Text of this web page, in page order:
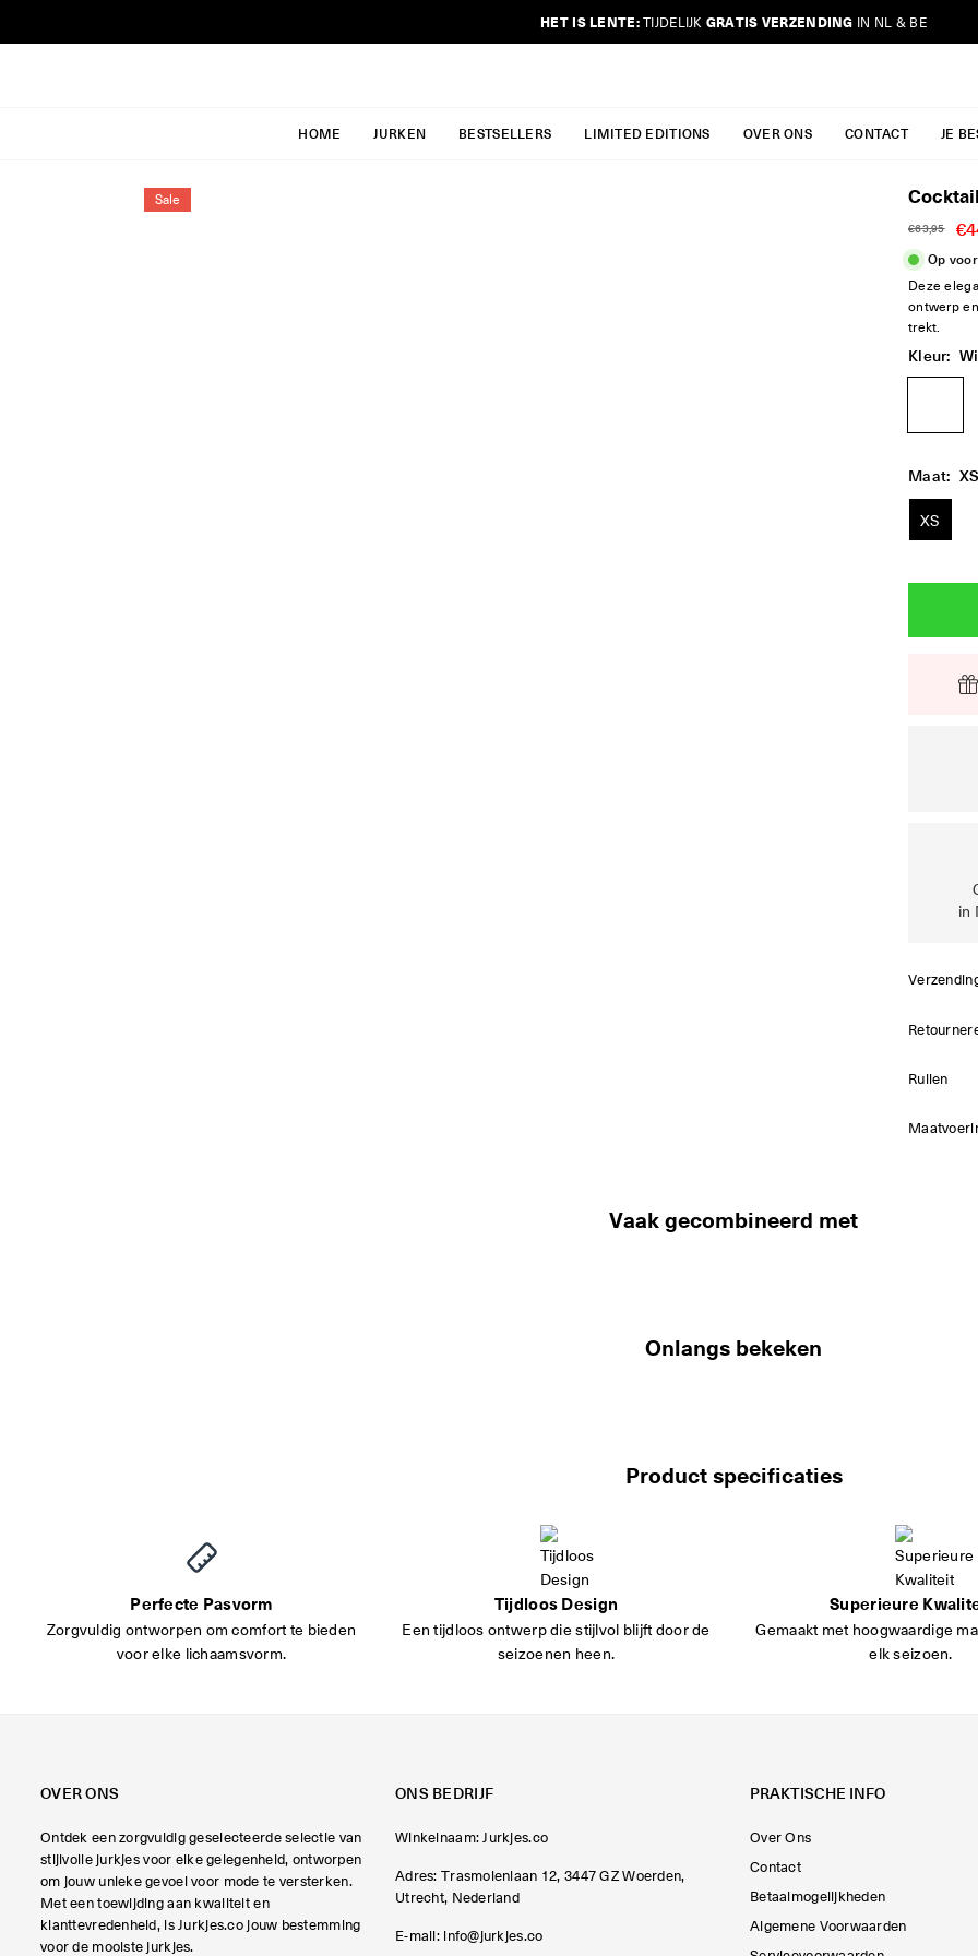
HET IS LENTE:TIJDELIJK GRATIS VERZENDING IN NL & BE
HOME JURKEN BESTSELLERS LIMITED EDITIONS OVER ONS CONTACT JE
Sale
Reguliere
prijs
€63,95
Op
Deze
ontwerp
trekt.
Kleur:
Maat: XS
XS
in
Ruilen
Vaak gecombineerd met
Onlangs bekeken
Product specificaties
Perfecte Pasvorm
Zorgvuldig ontworpen om comfort te bieden
voor elke lichaamsvorm.
Tijdloos Design
Een tijdloos ontwerp die stijlvol blijft door de
seizoenen heen.
Superieure
Gemaakt met hoogwaardige
elk seizoen.
OVER ONS
Ontdek een zorgvuldig geselecteerde selectie van
stijlvolle jurkjes voor elke gelegenheid, ontworpen
om jouw unieke gevoel voor mode te versterken.
Met een toewijding aan kwaliteit en
klanttevredenheid, is Jurkjes.co jouw bestemming
voor de mooiste jurkjes.
ONS BEDRIJF
Winkelnaam: Jurkjes.co
Adres: Trasmolenlaan 12, 3447 GZ Woerden,
Utrecht, Nederland
E-mail: info@jurkjes.co
PRAKTISCHE INFO
Over Ons
Contact
Betaalmogelijkheden
Algemene Voorwaarden